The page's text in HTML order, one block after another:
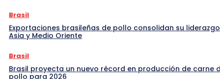
Brasil
Exportaciones brasileñas de pollo consolidan su
Asia y Medio Oriente
Brasil
Brasil proyecta un nuevo récord en producción de carne
pollo para 2026